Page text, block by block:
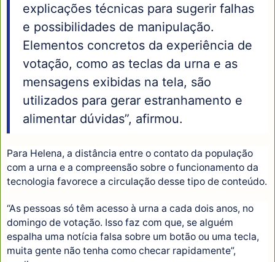
explicações técnicas para sugerir falhas
e possibilidades de manipulação.
Elementos concretos da experiência de
votação, como as teclas da urna e as
mensagens exibidas na tela, são
utilizados para gerar estranhamento e
alimentar dúvidas”, afirmou.
Para Helena, a distância entre o contato da população
com a urna e a compreensão sobre o funcionamento da
tecnologia favorece a circulação desse tipo de conteúdo.
“As pessoas só têm acesso à urna a cada dois anos, no
domingo de votação. Isso faz com que, se alguém
espalha uma notícia falsa sobre um botão ou uma tecla,
muita gente não tenha como checar rapidamente”,